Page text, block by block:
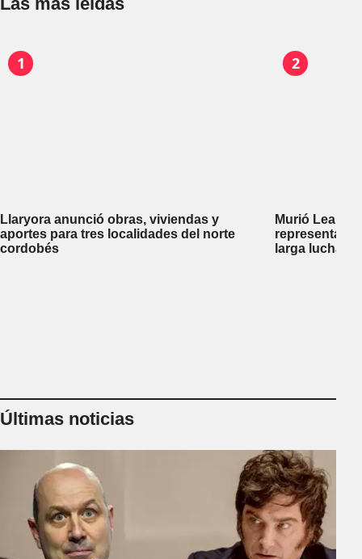
1
Llaryora anunció obras, viviendas y
aportes para tres localidades del norte
cordobés
2
Murió
larga lucha
Últimas noticias